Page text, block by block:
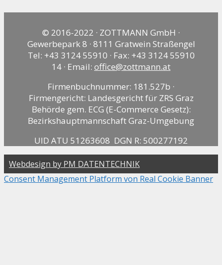
© 2016-2022 · ZOTTMANN GmbH ·
Gewerbepark 8 · 8111 Gratwein Straßengel
Tel: +43 3124 55910 · Fax: +43 3124 55910
14 · Email: office@zottmann.at
Firmenbuchnummer: 181.527b ·
Firmengericht: Landesgericht für ZRS Graz
Behörde gem. ECG (E-Commerce Gesetz):
Bezirkshauptmannschaft Graz-Umgebung
UID ATU 51263608 DGN R: 500277192
Webdesign by PM DATENTECHNIK
Consent Management Platform von Real Cookie Banner